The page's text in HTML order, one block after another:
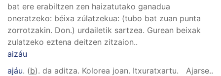
bat ere erabiltzen zen haizatutako ganadua
oneratzeko: béixa zúlatzekua: (tubo bat zuan punta
zorrotzakin. Don.) urdailetik sartzea. Gurean beixak
zulatzeko eztena deitzen zitzaion..
aizáu
ajáu. (b). da aditza. Kolorea joan. Itxuratxartu. Ajarse..